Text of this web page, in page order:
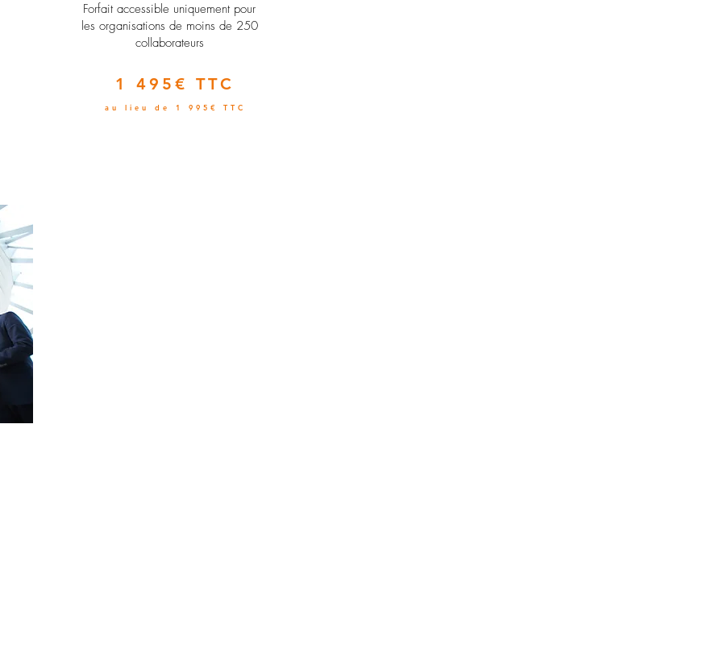
Forfait accessible uniquement pour
les organisations de moins de 250
collaborateurs
1 495€ TTC
au lieu de 1 995€ TTC